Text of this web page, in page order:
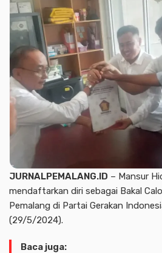
JURNALPEMALANG.ID – Mansur
mendaftarkan diri sebagai Bakal
Pemalang di Partai Gerakan
(29/5/2024).
Baca juga: